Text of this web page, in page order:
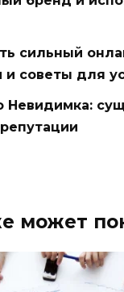
сильный
и советы для
Невидимка:
может